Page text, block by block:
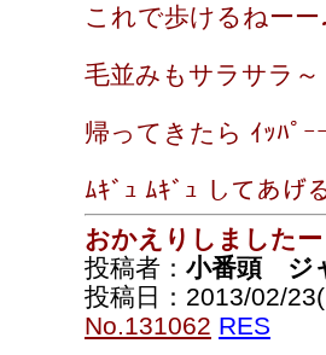
これで歩けるねーー
毛並みもサラサラ～
帰ってきたら ｲｯﾊﾟｰ
ﾑｷﾞｭ ﾑｷﾞｭ してあ
おかえりしましたー
投稿者： 小番頭 ジ
投稿日：2013/02/
No.131062 RES